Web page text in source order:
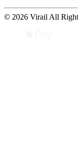
© 2026 Virail All